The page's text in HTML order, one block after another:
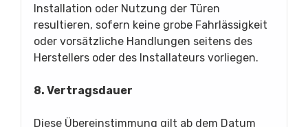
Installation oder Nutzung der Türen
resultieren, sofern keine grobe Fahrlässigkeit
oder vorsätzliche Handlungen seitens des
Herstellers oder des Installateurs vorliegen.
8. Vertragsdauer
Diese Übereinstimmung gilt ab dem Datum